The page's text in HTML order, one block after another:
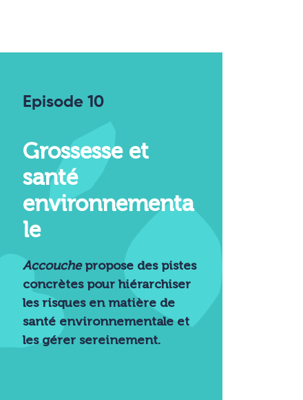
Episode 10
Grossesse et
santé
environnementa
le
Accouchepropose des pistes
concrètes pour hiérarchiser
les risques en matière de
santé environnementale et
les gérer sereinement.